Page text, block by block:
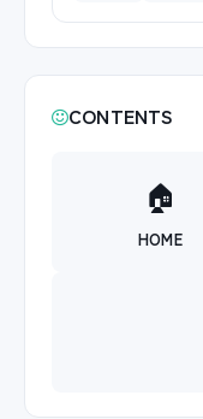
CONTENTS
🏠
HOME